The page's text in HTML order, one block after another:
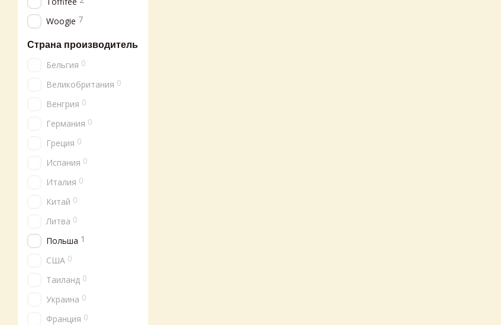
Woogie 7
Страна производитель
Бельгия 0
Великобритания 0
Венгрия 0
Германия 0
Греция 0
Испания 0
Италия 0
Китай 0
Литва 0
Польша 1
США 0
Таиланд 0
Украина 0
Франция 0